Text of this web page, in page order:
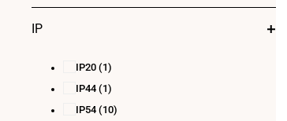
IP
IP20 (1)
IP44 (1)
IP54 (10)